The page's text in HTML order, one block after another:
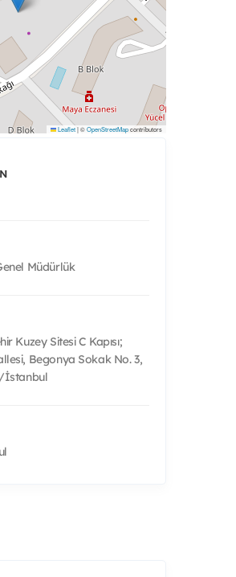
Leaflet|©OpenStreetMapcontributors
Müdürlük
Kuzey Sitesi C Kapısı;
Begonya Sokak No. 3,
İstanbul